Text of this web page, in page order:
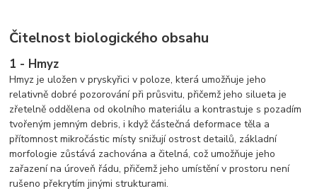
Čitelnost biologického obsahu
1 - Hmyz
Hmyz je uložen v pryskyřici v poloze, která umožňuje jeho
relativně dobré pozorování při průsvitu, přičemž jeho silueta je
zřetelně oddělena od okolního materiálu a kontrastuje s pozadím
tvořeným jemným debris, i když částečná deformace těla a
přítomnost mikročástic místy snižují ostrost detailů, základní
morfologie zůstává zachována a čitelná, což umožňuje jeho
zařazení na úroveň řádu, přičemž jeho umístění v prostoru není
rušeno překrytím jinými strukturami.